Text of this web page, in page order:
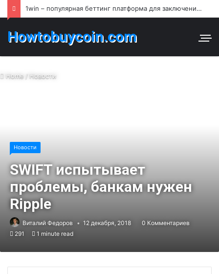
1win – популярная беттинг платформа для заключения пари и азартных игр в Узбекистане
Howtobuycoin.com
Home/Новости
Новости
SWIFT испытывает
проблемы, банкам нужен
Ripple
Виталий Федоров 12 декабря, 2018
0 Комментариев
291
1 minute read